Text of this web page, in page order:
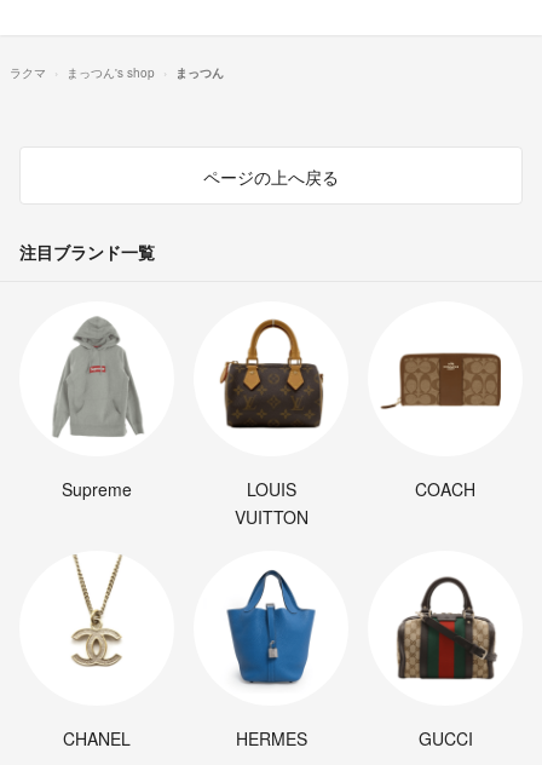
ラクマ まっつん's shop まっつん
ページの上へ戻る
注目ブランド一覧
Supreme
LOUIS
VUITTON
COACH
CHANEL HERMES GUCCI